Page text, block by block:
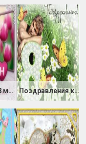
Открытка с 8 марта женщинам партнерам Поздравления коллегам с 8 Марта